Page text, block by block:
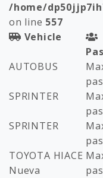
/home/
on line 557
Vehicle
AUTOBUS
SPRINTER
SPRINTER
TOYOTA HIACE
Nueva